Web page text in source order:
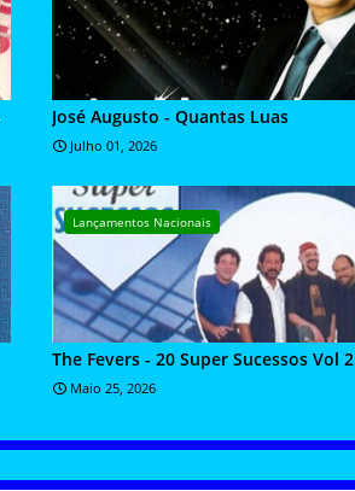
José Augusto - Quantas Luas
Julho 01, 2026
Lançamentos Nacionais
The Fevers - 20 Super Sucessos Vol 2
Maio 25, 2026